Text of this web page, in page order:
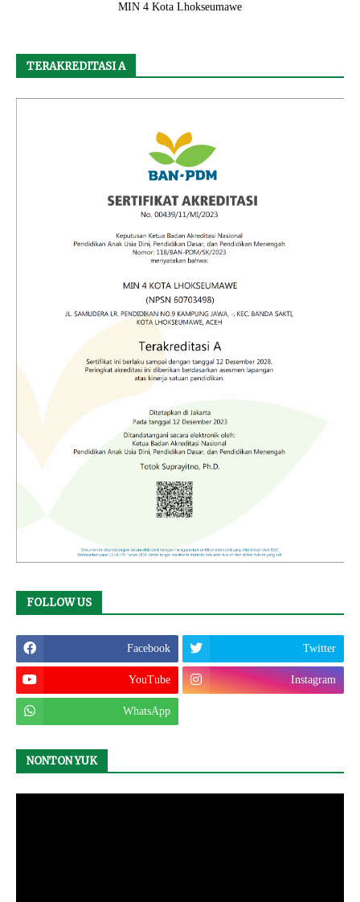
MIN 4 Kota Lhokseumawe
TERAKREDITASI A
FOLLOW US
Facebook Twitter
YouTube Instagram
WhatsApp
NONTON YUK